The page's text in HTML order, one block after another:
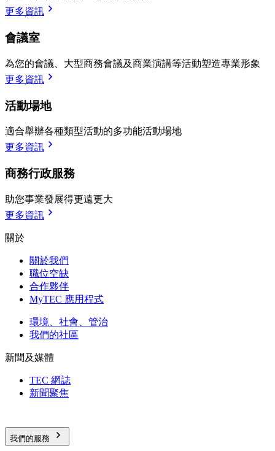
更多資訊
會議室
為您的會議、大型商務會議及商業演講等活動塑造專業形象
更多資訊
活動場地
適合舉辦各種類型活動的多功能活動場地
更多資訊
商務行政服務
助您事業發展得更遠更大
更多資訊
關於
關於我們
職位空缺
合作夥伴
MyTEC 應用程式
環境、社會、管治
我們的社區
新聞及媒體
TEC 網誌
新聞聚焦
我們的服務